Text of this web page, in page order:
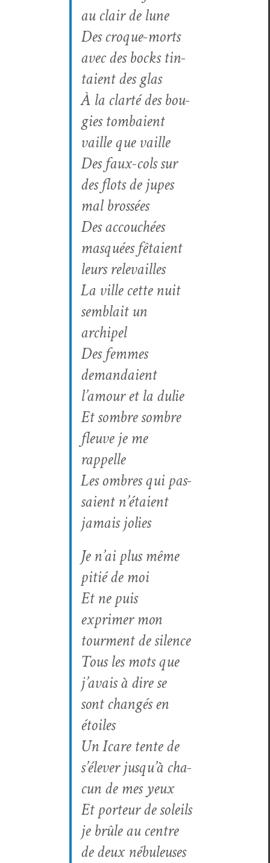
au clair de lune
Des croque-morts
avec des bocks tin­
taient des glas
À la clarté des bou­
gies tombaient
vaille que vaille
Des faux-cols sur
des flots de jupes
mal brossées
Des accouchées
masquées fêtaient
leurs relevailles
La ville cette nuit
sem­blait un
archipel
Des femmes
demandaient
l’amour et la dulie
Et som­bre som­bre
fleuve je me
rappelle
Les ombres qui pas­
saient n’étaient
jamais jolies
Je n’ai plus même
pitié de moi
Et ne puis
exprimer mon
tour­ment de silence
Tous les mots que
j’avais à dire se
sont changés en
étoiles
Un Icare tente de
s’élever jusqu’à cha­
cun de mes yeux
Et por­teur de soleils
je brûle au cen­tre
de deux nébuleuses